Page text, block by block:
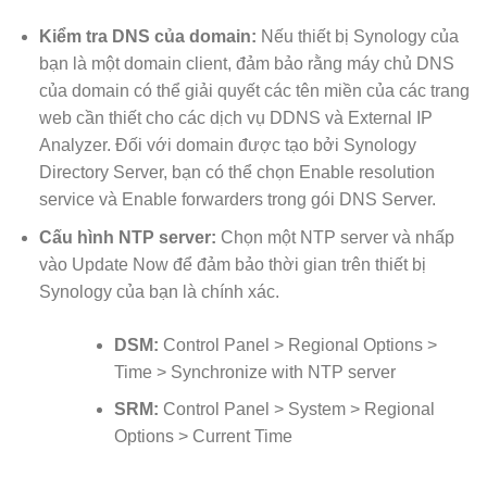
Kiểm tra DNS của domain: Nếu thiết bị Synology của
bạn là một domain client, đảm bảo rằng máy chủ DNS
của domain có thể giải quyết các tên miền của các trang
web cần thiết cho các dịch vụ DDNS và External IP
Analyzer. Đối với domain được tạo bởi Synology
Directory Server, bạn có thể chọn Enable resolution
service và Enable forwarders trong gói DNS Server.
Cấu hình NTP server: Chọn một NTP server và nhấp
vào Update Now để đảm bảo thời gian trên thiết bị
Synology của bạn là chính xác.
DSM: Control Panel > Regional Options >
Time > Synchronize with NTP server
SRM: Control Panel > System > Regional
Options > Current Time